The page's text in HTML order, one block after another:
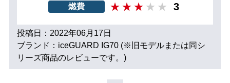
燃費 3
投稿日：2022年06月17日
ブランド：iceGUARD IG70 (※旧モデルまたは同シ
リーズ商品のレビューです。)